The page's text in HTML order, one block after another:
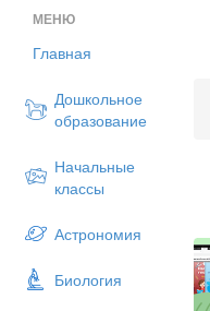
МЕНЮ
Главная
Дошкольное
образование
Начальные
классы
Астрономия
Биология